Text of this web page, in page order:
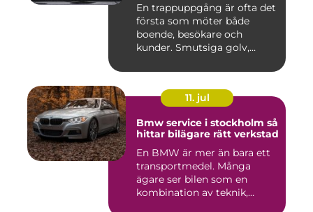
En trappuppgång är ofta det
första som möter både
boende, besökare och
kunder. Smutsiga golv,
11. jul
Bmw service i stockholm så
hittar bilägare rätt verkstad
En BMW är mer än bara ett
transportmedel. Många
ägare ser bilen som en
kombination av teknik,